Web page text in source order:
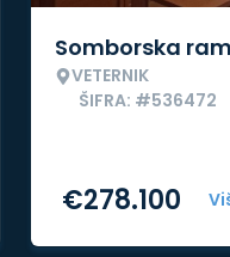
Somborska
VETERNIK
ŠIFRA: #536472
€278.100